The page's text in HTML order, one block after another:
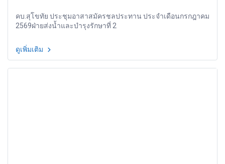
คบ.สุโขทัย ประชุมอาสาสมัครชลประทาน ประจำเดือนกรกฎาคม
2569ฝ่ายส่งน้ำและบำรุงรักษาที่ 2
ดูเพิ่มเติม